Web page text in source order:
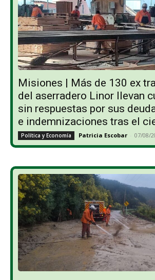
Misiones | Más de 130 ex
del aserradero Linor llevan
sin respuestas por sus
e indemnizaciones tras el
Política y Economía Patricia Escobar - 07/08/